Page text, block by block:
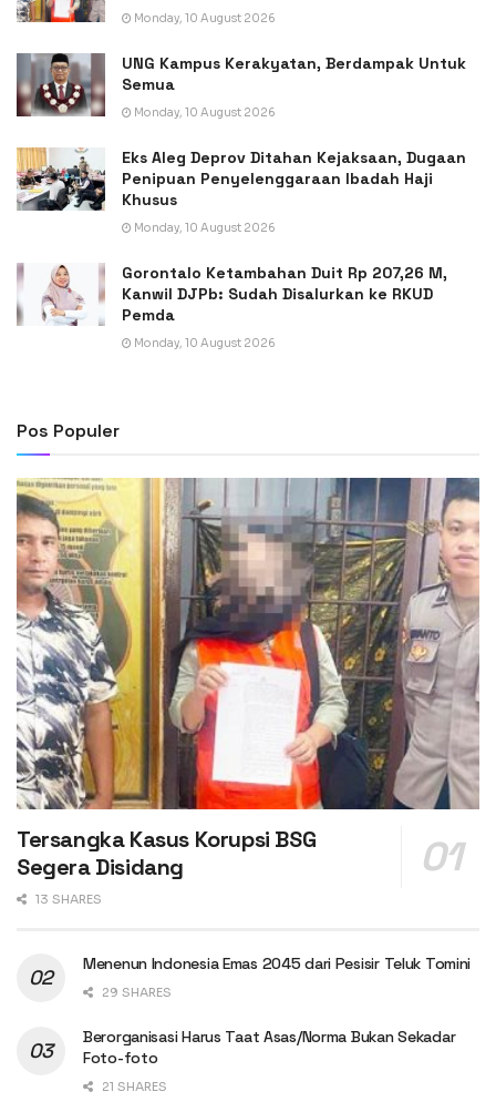
Monday, 10 August 2026
UNG Kampus Kerakyatan, Berdampak Untuk
Semua
Monday, 10 August 2026
Eks Aleg Deprov Ditahan Kejaksaan, Dugaan
Penipuan Penyelenggaraan Ibadah Haji
Khusus
Monday, 10 August 2026
Gorontalo Ketambahan Duit Rp 207,26 M,
Kanwil DJPb: Sudah Disalurkan ke RKUD
Pemda
Monday, 10 August 2026
Pos Populer
Tersangka Kasus Korupsi BSG
Segera Disidang
13 SHARES
Menenun Indonesia Emas 2045 dari Pesisir Teluk Tomini
29 SHARES
Berorganisasi Harus Taat Asas/Norma Bukan Sekadar
Foto-foto
21 SHARES